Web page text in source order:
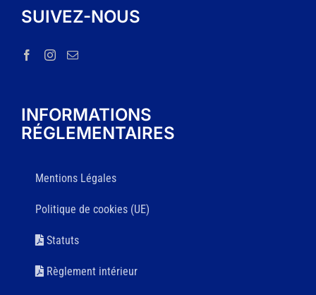
SUIVEZ-NOUS
INFORMATIONS
RÉGLEMENTAIRES
Mentions Légales
Politique de cookies (UE)
Statuts
Règlement intérieur